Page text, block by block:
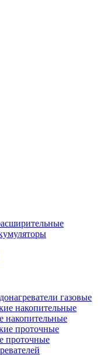
газовые
накопительные
проточные